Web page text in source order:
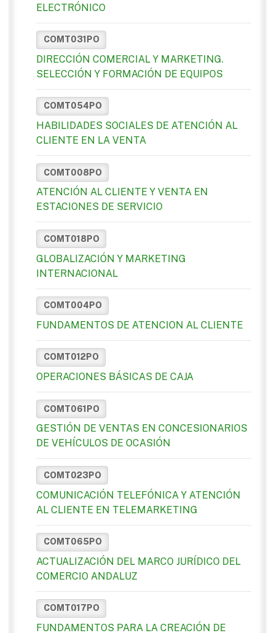
ELECTRÓNICO
COMT031PO
DIRECCIÓN COMERCIAL Y MARKETING.
SELECCIÓN Y FORMACIÓN DE EQUIPOS
COMT054PO
HABILIDADES SOCIALES DE ATENCIÓN AL
CLIENTE EN LA VENTA
COMT008PO
ATENCIÓN AL CLIENTE Y VENTA EN
ESTACIONES DE SERVICIO
COMT018PO
GLOBALIZACIÓN Y MARKETING
INTERNACIONAL
COMT004PO
FUNDAMENTOS DE ATENCION AL CLIENTE
COMT012PO
OPERACIONES BÁSICAS DE CAJA
COMT061PO
GESTIÓN DE VENTAS EN CONCESIONARIOS
DE VEHÍCULOS DE OCASIÓN
COMT023PO
COMUNICACIÓN TELEFÓNICA Y ATENCIÓN
AL CLIENTE EN TELEMARKETING
COMT065PO
ACTUALIZACIÓN DEL MARCO JURÍDICO DEL
COMERCIO ANDALUZ
COMT017PO
FUNDAMENTOS PARA LA CREACIÓN DE